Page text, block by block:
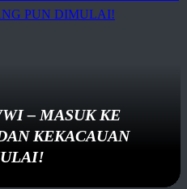
– MASUK KE
KEKACAUAN